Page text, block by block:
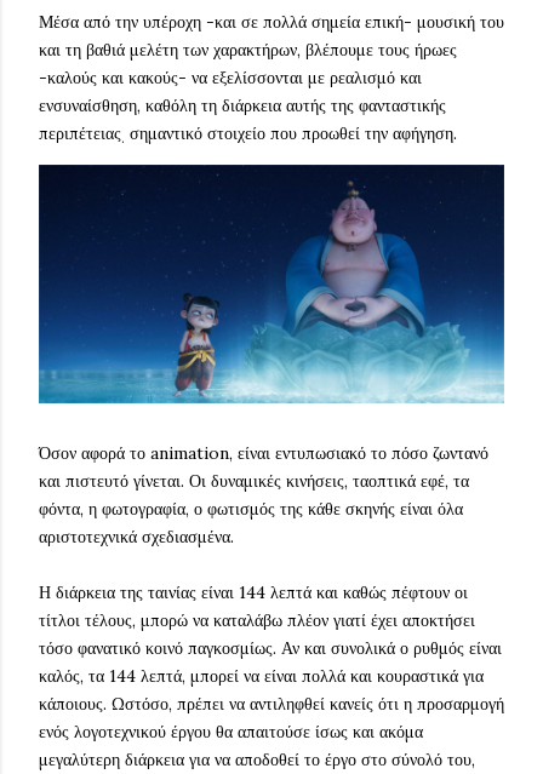
Μέσα από την υπέροχη -και σε πολλά σημεία επική- μουσική του
και τη βαθιά μελέτη των χαρακτήρων, βλέπουμε τους ήρωες
-καλούς και κακούς- να εξελίσσονται με ρεαλισμό και
ενσυναίσθηση, καθόλη τη διάρκεια αυτής της φανταστικής
περιπέτειας. σημαντικό στοιχείο που προωθεί την αφήγηση.
Όσον αφορά το animation, είναι εντυπωσιακό το πόσο ζωντανό
και πιστευτό γίνεται. Οι δυναμικές κινήσεις, ταοπτικά εφέ, τα
φόντα, η φωτογραφία, ο φωτισμός της κάθε σκηνής είναι όλα
αριστοτεχνικά σχεδιασμένα.
Η διάρκεια της ταινίας είναι 144 λεπτά και καθώς πέφτουν οι
τίτλοι τέλους, μπορώ να καταλάβω πλέον γιατί έχει αποκτήσει
τόσο φανατικό κοινό παγκοσμίως. Αν και συνολικά ο ρυθμός είναι
καλός, τα 144 λεπτά, μπορεί να είναι πολλά και κουραστικά για
κάποιους. Ωστόσο, πρέπει να αντιληφθεί κανείς ότι η προσαρμογή
ενός λογοτεχνικού έργου θα απαιτούσε ίσως και ακόμα
μεγαλύτερη διάρκεια για να αποδοθεί το έργο στο σύνολό του,